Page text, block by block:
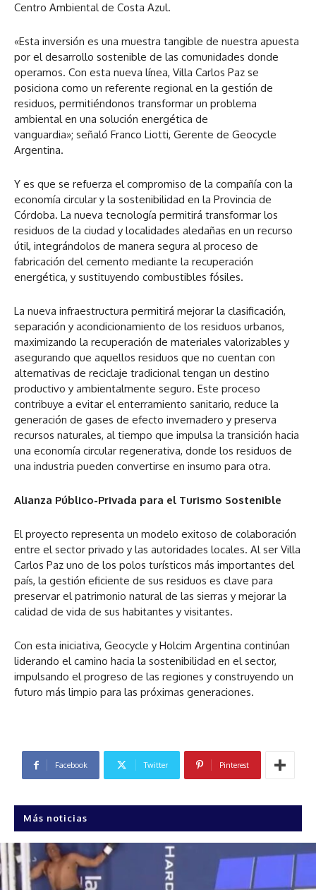
Centro Ambiental de Costa Azul.
«Esta inversión es una muestra tangible de nuestra apuesta
por el desarrollo sostenible de las comunidades donde
operamos. Con esta nueva línea, Villa Carlos Paz se
posiciona como un referente regional en la gestión de
residuos, permitiéndonos transformar un problema
ambiental en una solución energética de
vanguardia»; señaló Franco Liotti, Gerente de Geocycle
Argentina.
Y es que se refuerza el compromiso de la compañía con la
economía circular y la sostenibilidad en la Provincia de
Córdoba. La nueva tecnología permitirá transformar los
residuos de la ciudad y localidades aledañas en un recurso
útil, integrándolos de manera segura al proceso de
fabricación del cemento mediante la recuperación
energética, y sustituyendo combustibles fósiles.
La nueva infraestructura permitirá mejorar la clasificación,
separación y acondicionamiento de los residuos urbanos,
maximizando la recuperación de materiales valorizables y
asegurando que aquellos residuos que no cuentan con
alternativas de reciclaje tradicional tengan un destino
productivo y ambientalmente seguro. Este proceso
contribuye a evitar el enterramiento sanitario, reduce la
generación de gases de efecto invernadero y preserva
recursos naturales, al tiempo que impulsa la transición hacia
una economía circular regenerativa, donde los residuos de
una industria pueden convertirse en insumo para otra.
Alianza Público-Privada para el Turismo Sostenible
El proyecto representa un modelo exitoso de colaboración
entre el sector privado y las autoridades locales. Al ser Villa
Carlos Paz uno de los polos turísticos más importantes del
país, la gestión eficiente de sus residuos es clave para
preservar el patrimonio natural de las sierras y mejorar la
calidad de vida de sus habitantes y visitantes.
Con esta iniciativa, Geocycle y Holcim Argentina continúan
liderando el camino hacia la sostenibilidad en el sector,
impulsando el progreso de las regiones y construyendo un
futuro más limpio para las próximas generaciones.
Facebook Twitter Pinterest
Más noticias